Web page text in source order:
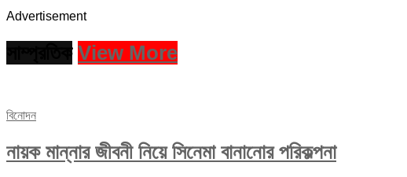
Advertisement
View More
বিনোদন
নায়ক মান্নার জীবনী নিয়ে সিনেমা বানানোর পরিকল্পনা